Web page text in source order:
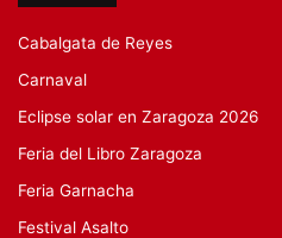
Cabalgata de Reyes
Carnaval
Eclipse solar en Zaragoza 2026
Feria del Libro Zaragoza
Feria Garnacha
Festival Asalto